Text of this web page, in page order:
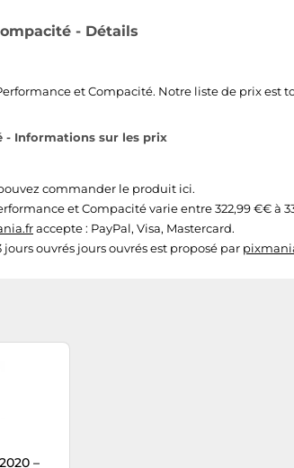
- Détails
et Compacité. Notre liste de prix
- Informations sur les prix
commander le produit ici.
et Compacité varie entre 322,99 €€ à
accepte : PayPal, Visa, Mastercard.
ouvrés jours ouvrés est proposé par
–